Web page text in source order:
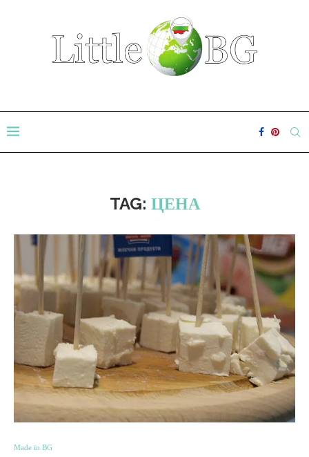
TAG: ЦЕНА
Made in BG